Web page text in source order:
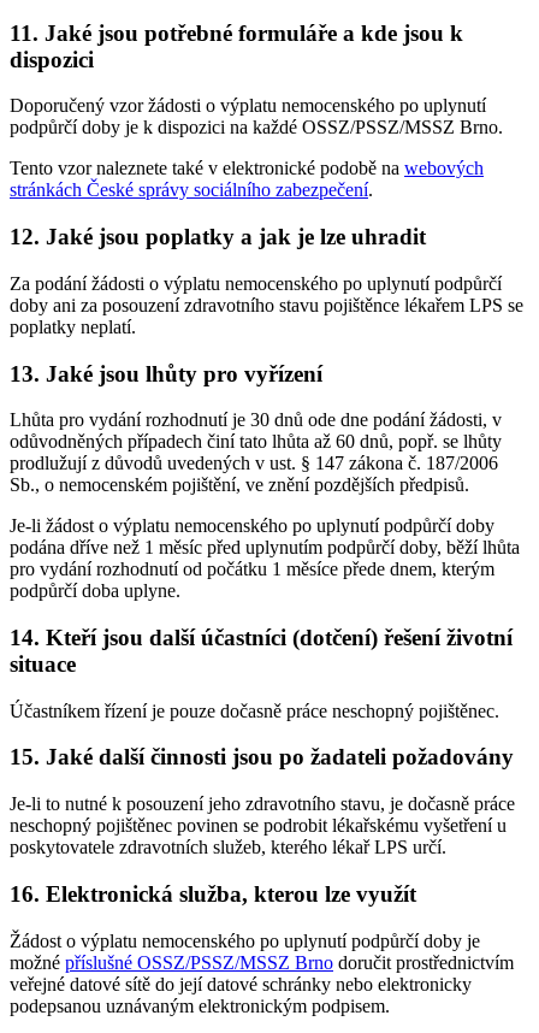
11. Jaké jsou potřebné formuláře a kde jsou k
dispozici
Doporučený vzor žádosti o výplatu nemocenského po uplynutí
podpůrčí doby je k dispozici na každé OSSZ/PSSZ/MSSZ Brno.
Tento vzor naleznete také v elektronické podobě na webových
stránkách České správy sociálního zabezpečení.
12. Jaké jsou poplatky a jak je lze uhradit
Za podání žádosti o výplatu nemocenského po uplynutí podpůrčí
doby ani za posouzení zdravotního stavu pojištěnce lékařem LPS se
poplatky neplatí.
13. Jaké jsou lhůty pro vyřízení
Lhůta pro vydání rozhodnutí je 30 dnů ode dne podání žádosti, v
odůvodněných případech činí tato lhůta až 60 dnů, popř. se lhůty
prodlužují z důvodů uvedených v ust. § 147 zákona č. 187/2006
Sb., o nemocenském pojištění, ve znění pozdějších předpisů.
Je-li žádost o výplatu nemocenského po uplynutí podpůrčí doby
podána dříve než 1 měsíc před uplynutím podpůrčí doby, běží lhůta
pro vydání rozhodnutí od počátku 1 měsíce přede dnem, kterým
podpůrčí doba uplyne.
14. Kteří jsou další účastníci (dotčení) řešení životní
situace
Účastníkem řízení je pouze dočasně práce neschopný pojištěnec.
15. Jaké další činnosti jsou po žadateli požadovány
Je-li to nutné k posouzení jeho zdravotního stavu, je dočasně práce
neschopný pojištěnec povinen se podrobit lékařskému vyšetření u
poskytovatele zdravotních služeb, kterého lékař LPS určí.
16. Elektronická služba, kterou lze využít
Žádost o výplatu nemocenského po uplynutí podpůrčí doby je
možné příslušné OSSZ/PSSZ/MSSZ Brno doručit prostřednictvím
veřejné datové sítě do její datové schránky nebo elektronicky
podepsanou uznávaným elektronickým podpisem.